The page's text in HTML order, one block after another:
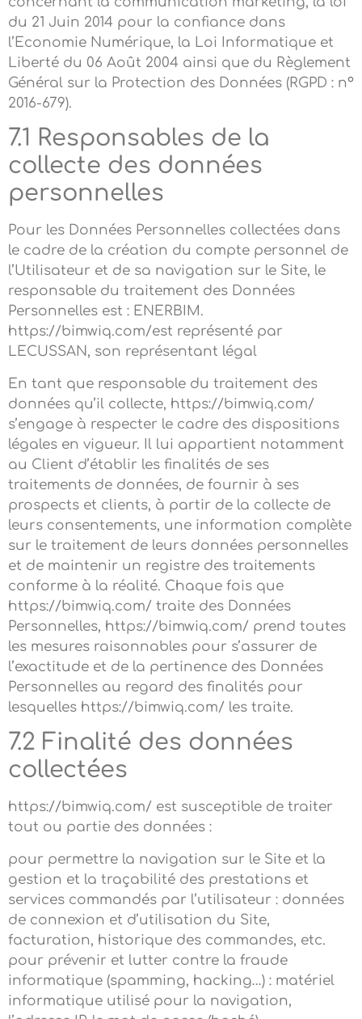
du 21 Juin 2014 pour la confiance dans
l’Economie Numérique, la Loi Informatique et
Liberté du 06 Août 2004 ainsi que du Règlement
Général sur la Protection des Données (RGPD : n°
2016-679).
7.1 Responsables de la
collecte des données
personnelles
Pour les Données Personnelles collectées dans
le cadre de la création du compte personnel de
l’Utilisateur et de sa navigation sur le Site, le
responsable du traitement des Données
Personnelles est : ENERBIM.
https://bimwiq.com/est représenté par
LECUSSAN, son représentant légal
En tant que responsable du traitement des
données qu’il collecte, https://bimwiq.com/
s’engage à respecter le cadre des dispositions
légales en vigueur. Il lui appartient notamment
au Client d’établir les finalités de ses
traitements de données, de fournir à ses
prospects et clients, à partir de la collecte de
leurs consentements, une information complète
sur le traitement de leurs données personnelles
et de maintenir un registre des traitements
conforme à la réalité. Chaque fois que
https://bimwiq.com/ traite des Données
Personnelles, https://bimwiq.com/ prend toutes
les mesures raisonnables pour s’assurer de
l’exactitude et de la pertinence des Données
Personnelles au regard des finalités pour
lesquelles https://bimwiq.com/ les traite.
7.2 Finalité des données
collectées
https://bimwiq.com/ est susceptible de traiter
tout ou partie des données :
pour permettre la navigation sur le Site et la
gestion et la traçabilité des prestations et
services commandés par l’utilisateur : données
de connexion et d’utilisation du Site,
facturation, historique des commandes, etc.
pour prévenir et lutter contre la fraude
informatique (spamming, hacking…) : matériel
informatique utilisé pour la navigation,